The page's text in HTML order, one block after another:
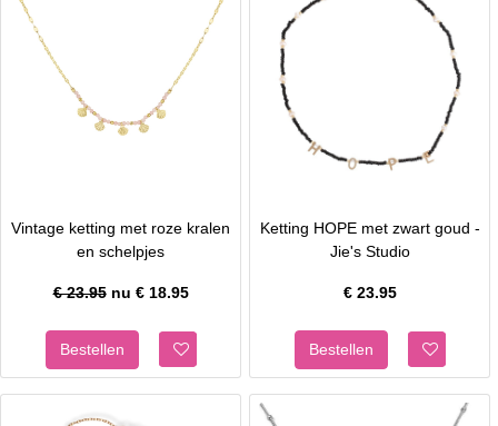
Vintage ketting met roze kralen
en schelpjes
€ 23.95nu € 18.95
Ketting HOPE met zwart goud -
Jie's Studio
€ 23.95